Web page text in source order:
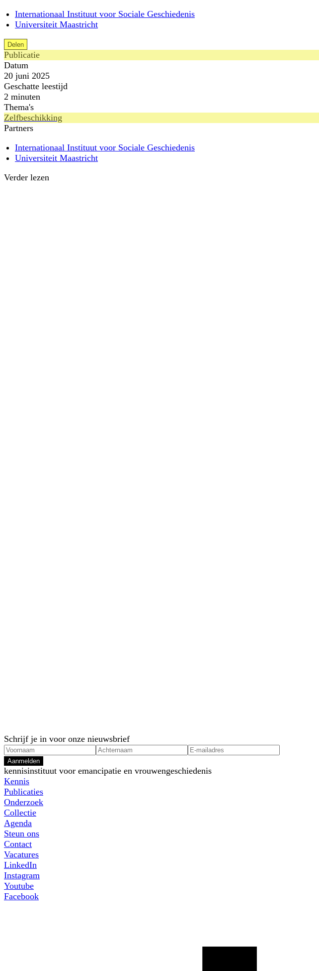
Internationaal Instituut voor Sociale Geschiedenis
Universiteit Maastricht
Delen
Publicatie
Datum
20 juni 2025
Geschatte leestijd
2 minuten
Thema's
Zelfbeschikking
Partners
Internationaal Instituut voor Sociale Geschiedenis
Universiteit Maastricht
Verder lezen
Schrijf je in voor onze nieuwsbrief
Aanmelden
kennisinstituut voor emancipatie en vrouwengeschiedenis
Kennis
Publicaties
Onderzoek
Collectie
Agenda
Steun ons
Contact
Vacatures
LinkedIn
Instagram
Youtube
Facebook